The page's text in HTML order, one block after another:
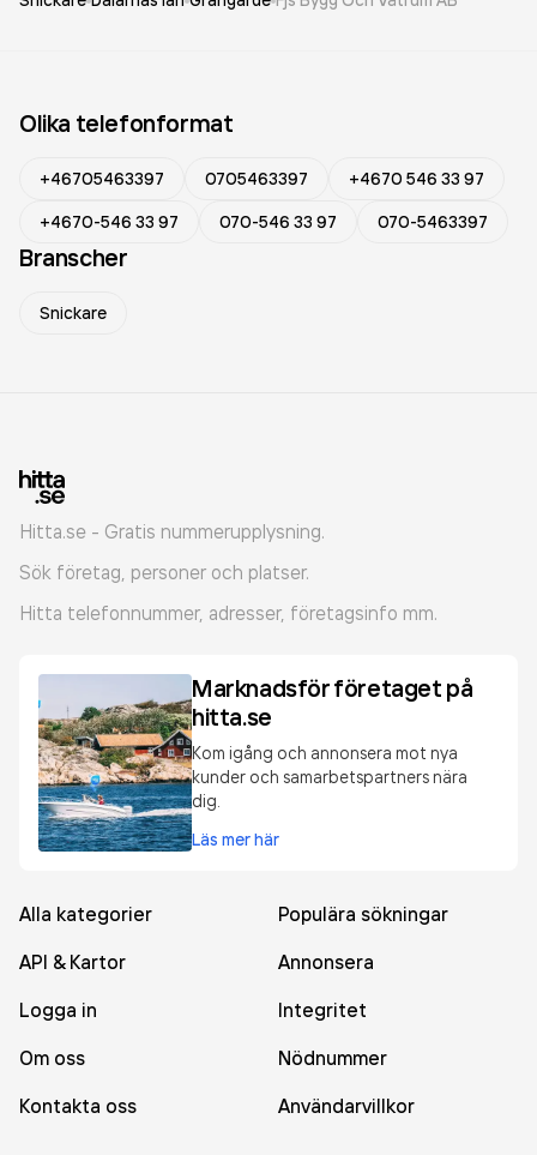
Olika telefonformat
+46705463397 0705463397
+4670 546 33 97
+4670-546 33 97
070-546 33 97 070-5463397
Branscher
Snickare
Hitta.se - Gratis nummerupplysning.
Sök företag, personer och platser.
Hitta telefonnummer, adresser, företagsinfo mm.
Marknadsför företaget på
hitta.se
Kom igång och annonsera mot nya
kunder och samarbetspartners nära
dig.
Läs mer här
Alla kategorier
Populära sökningar
API & Kartor
Annonsera
Logga in
Integritet
Om oss
Nödnummer
Kontakta oss
Användarvillkor